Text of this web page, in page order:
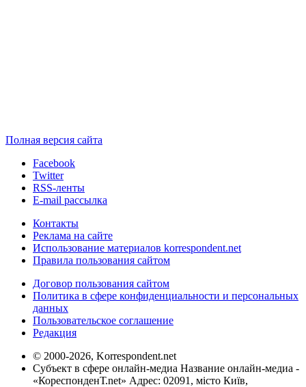
Полная версия сайта
Facebook
Twitter
RSS-ленты
E-mail рассылка
Контакты
Реклама на сайте
Использование материалов korrespondent.net
Правила пользования сайтом
Договор пользования сайтом
Политика в сфере конфиденциальности и персональных
данных
Пользовательское соглашение
Редакция
© 2000-2026, Korrespondent.net
Субъект в сфере онлайн-медиа Название онлайн-медиа -
«КореспонденТ.net» Адрес: 02091, місто Київ,